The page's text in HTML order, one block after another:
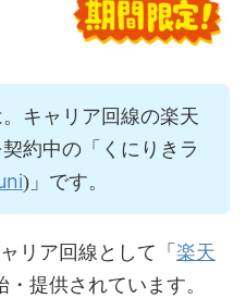
キャリア回線の楽天
約中の「くにりきラ
)」です。
リア回線として「 楽天
・提供されています。